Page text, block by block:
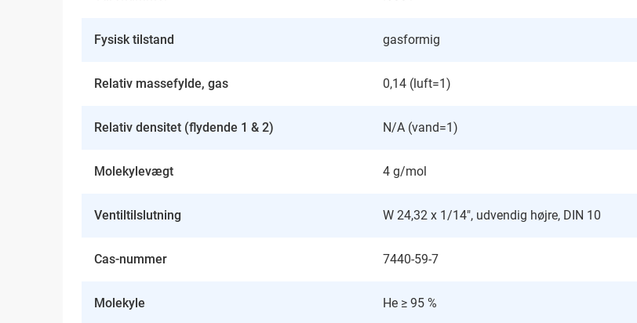
Fysisk tilstand gasformig
Relativ massefylde, gas 0,14 (luft=1)
Relativ densitet (flydende 1 & 2) N/A (vand=1)
Molekylevægt 4 g/mol
Ventiltilslutning W 24,32 x 1/14", udvendig højre, DIN 10
Cas-nummer 7440-59-7
Molekyle He ≥ 95 %